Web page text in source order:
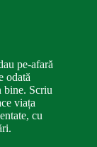
pe-afară
odată
bine. Scriu
viața
cu